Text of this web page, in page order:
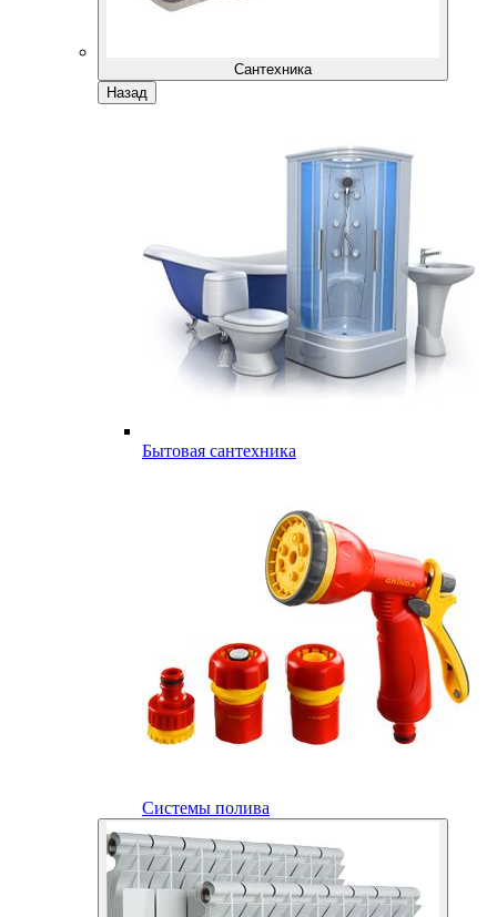
Сантехника
Назад
Бытовая сантехника
Системы полива